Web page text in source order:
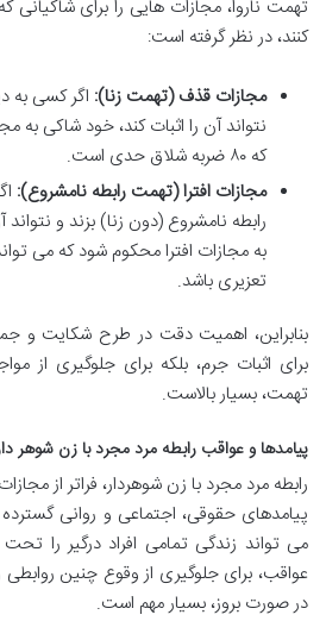
تهمت ناروا، مجازات هایی را برای شاکیانی
کنند، در نظر گرفته است:
مجازات قذف (تهمت زنا): اگر کسی به
نتواند آن را اثبات کند، خود شاکی
که ۸۰ ضربه شلاق حدی است.
مجازات افترا (تهمت رابطه نامشروع):
رابطه نامشروع (دون زنا) بزند و
به مجازات افترا محکوم شود که می
تعزیری باشد.
بنابراین، اهمیت دقت در طرح شکایت و
برای اثبات جرم، بلکه برای جلوگیری از
تهمت، بسیار بالاست.
پیامدها و عواقب رابطه مرد مجرد با زن شوهر
رابطه مرد مجرد با زن شوهردار، فراتر از
پیامدهای حقوقی، اجتماعی و روانی
می تواند زندگی تمامی افراد درگیر را
عواقب، برای جلوگیری از وقوع چنین
در صورت بروز، بسیار مهم است.